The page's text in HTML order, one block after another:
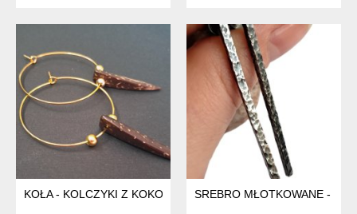
KOŁA - KOLCZYKI Z KOKOSEM
SREBRO MŁOTKOWANE -